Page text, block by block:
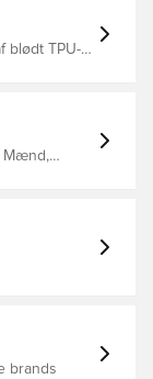
blødt TPU-
Mænd,
brands